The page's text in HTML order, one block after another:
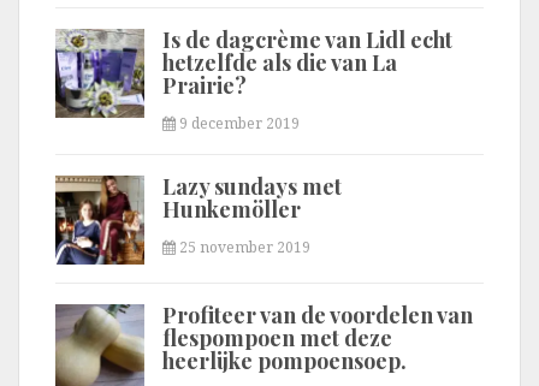
Is de dagcrème van Lidl echt
hetzelfde als die van La
Prairie?
9 december 2019
Lazy sundays met
Hunkemöller
25 november 2019
Profiteer van de voordelen van
flespompoen met deze
heerlijke pompoensoep.